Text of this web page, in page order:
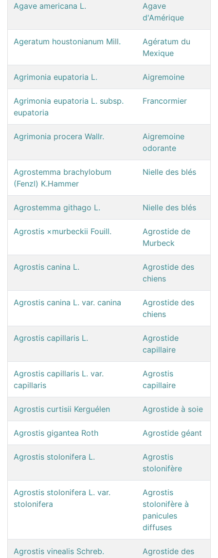
Agave americana L.
Agave
d'Amérique
Ageratum houstonianum Mill.
Agératum du
Mexique
Agrimonia eupatoria L. Aigremoine
Agrimonia eupatoria L. subsp.
eupatoria
Francormier
Agrimonia procera Wallr.
Aigremoine
odorante
Agrostemma brachylobum
(Fenzl) K.Hammer
Nielle des blés
Agrostemma githago L. Nielle des blés
Agrostis ×murbeckii Fouill.
Agrostide de
Murbeck
Agrostis canina L.
Agrostide des
chiens
Agrostis canina L. var. canina
Agrostide des
chiens
Agrostis capillaris L.
Agrostide
capillaire
Agrostis capillaris L. var.
capillaris
Agrostis
capillaire
Agrostis curtisii Kerguélen Agrostide à soie
Agrostis gigantea Roth Agrostide géant
Agrostis stolonifera L.
Agrostis
stolonifère
Agrostis stolonifera L. var.
stolonifera
Agrostis
stolonifère à
panicules
diffuses
Agrostis vinealis Schreb.
Agrostide des